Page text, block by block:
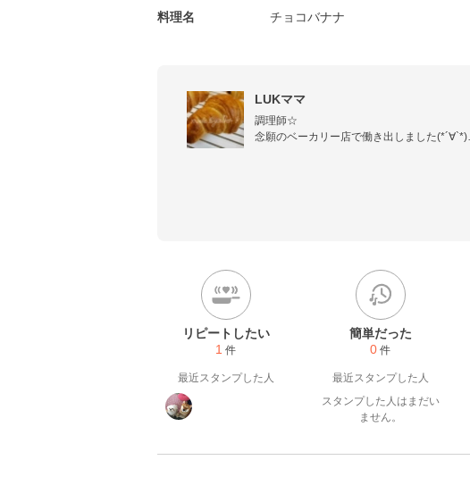
料理名 チョコバナナ
LUKママ
調理師☆
念願のベーカリー店で働き出しました(*´∀`*)
リピートしたい
1 件
最近スタンプした人
簡単だった
0 件
最近スタンプした人
スタンプした人はまだい
ません。